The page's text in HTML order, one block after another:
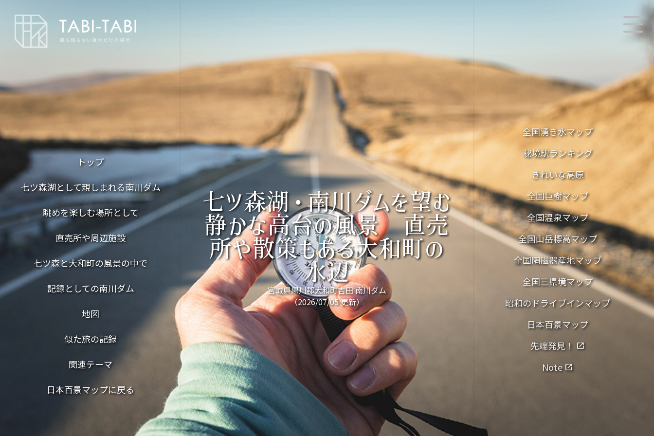
トップ
七ツ森湖として親しまれる南川ダム
眺めを楽しむ場所として
直売所や周辺施設
七ツ森と大和町の風景の中で
記録としての南川ダム
地図
似た旅の記録
関連テーマ
日本百景マップに戻る
七ツ森湖・南川ダムを望む
静かな高台の風景 直売
所や散策もある大和町の
水辺
宮城県黒川郡大和町吉田 南川ダム
（2026/07/05 更新）
全国湧き水マップ
秘境駅ランキング
きれいな高原
全国巨樹マップ
全国温泉マップ
全国山岳標高マップ
全国陶磁器産地マップ
全国三県境マップ
昭和のドライブインマップ
日本百景マップ
先端発見！ open_in_new
Note open_in_new